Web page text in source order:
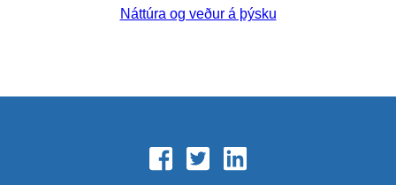
Náttúra og veður á þýsku